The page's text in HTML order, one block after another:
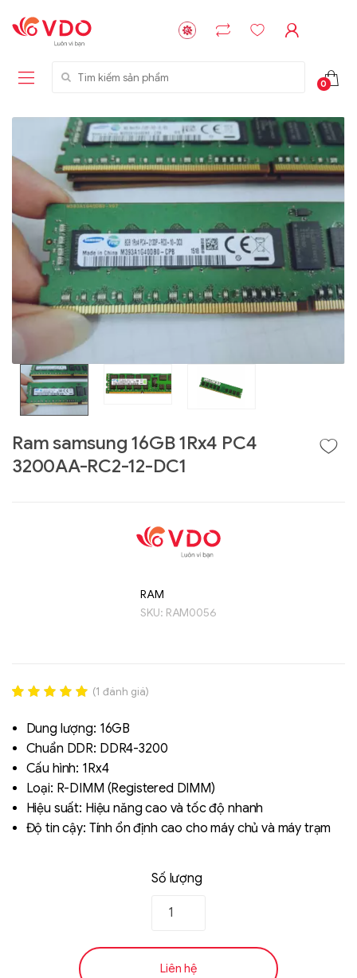
Tìm kiếm sản phẩm
0
Ram samsung 16GB 1Rx4 PC4
3200AA-RC2-12-DC1
RAM
SKU: RAM0056
out of 5
based on
đánh giá
(1 đánh giá)
Dung lượng: 16GB
Chuẩn DDR: DDR4-3200
Cấu hình: 1Rx4
Loại: R-DIMM (Registered DIMM)
Hiệu suất: Hiệu năng cao và tốc độ nhanh
Độ tin cậy: Tính ổn định cao cho máy chủ và máy trạm
Số lượng
Liên hệ
Liên hệ
NVMe™ SSD
Storage Micron -
64GB - 15.36TB
Liên hệ
GIGABYTE
G493-SB4 (rev.